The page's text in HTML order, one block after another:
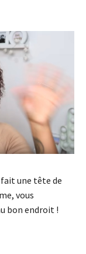
une tête de
vous
bon endroit !